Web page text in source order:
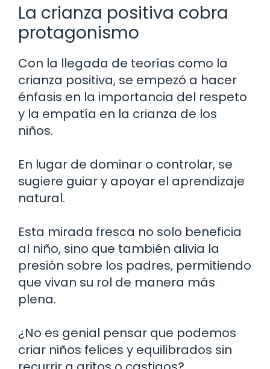
La crianza positiva cobra
protagonismo
Con la llegada de teorías como la
crianza positiva, se empezó a hacer
énfasis en la importancia del respeto
y la empatía en la crianza de los
niños.
En lugar de dominar o controlar, se
sugiere guiar y apoyar el aprendizaje
natural.
Esta mirada fresca no solo beneficia
al niño, sino que también alivia la
presión sobre los padres, permitiendo
que vivan su rol de manera más
plena.
¿No es genial pensar que podemos
criar niños felices y equilibrados sin